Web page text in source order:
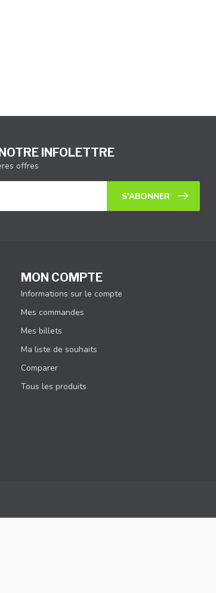
INFOLETTRE
offres
S'ABONNER
MON COMPTE
Informations sur le compte
Mes commandes
Mes billets
Ma liste de souhaits
Comparer
Tous les produits